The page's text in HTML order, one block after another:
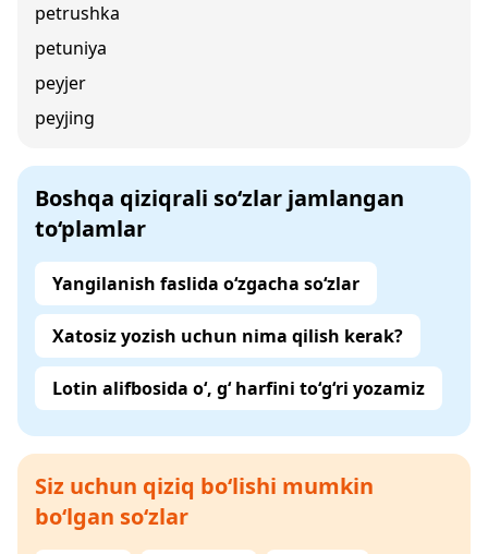
petrushka
petuniya
peyjer
peyjing
Boshqa qiziqrali so‘zlar jamlangan
to‘plamlar
Yangilanish faslida o‘zgacha so‘zlar
Xatosiz yozish uchun nima qilish kerak?
Lotin alifbosida o‘, g‘ harfini to‘g‘ri yozamiz
Siz uchun qiziq bo‘lishi mumkin
bo‘lgan so‘zlar